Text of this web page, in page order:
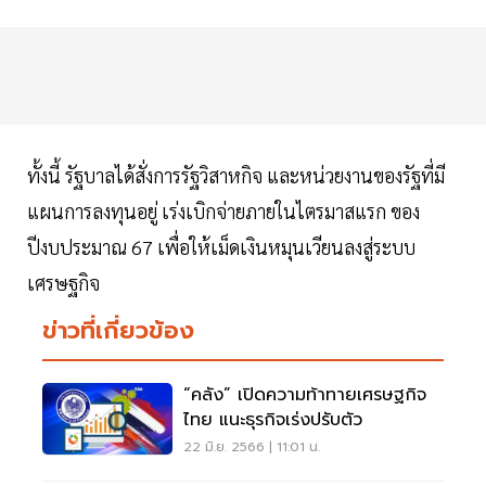
ทั้งนี้ รัฐบาลได้สั่งการรัฐวิสาหกิจ และหน่วยงานของรัฐที่มี
แผนการลงทุนอยู่ เร่งเบิกจ่ายภายในไตรมาสแรก ของ
ปีงบประมาณ 67 เพื่อให้เม็ดเงินหมุนเวียนลงสู่ระบบ
เศรษฐกิจ
ข่าวที่เกี่ยวข้อง
“คลัง” เปิดความท้าทายเศรษฐกิจ
ไทย แนะธุรกิจเร่งปรับตัว
22 มิ.ย. 2566 | 11:01 น.